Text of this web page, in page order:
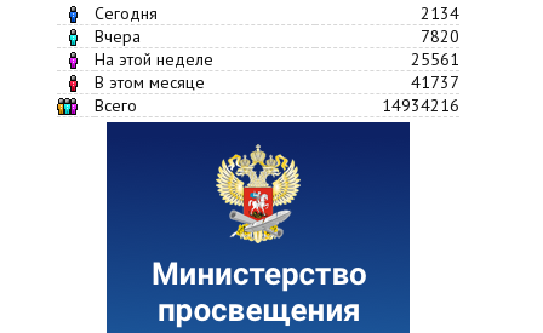
Сегодня
2134
Вчера
7820
На этой неделе
25561
В этом месяце
41737
Всего
14934216